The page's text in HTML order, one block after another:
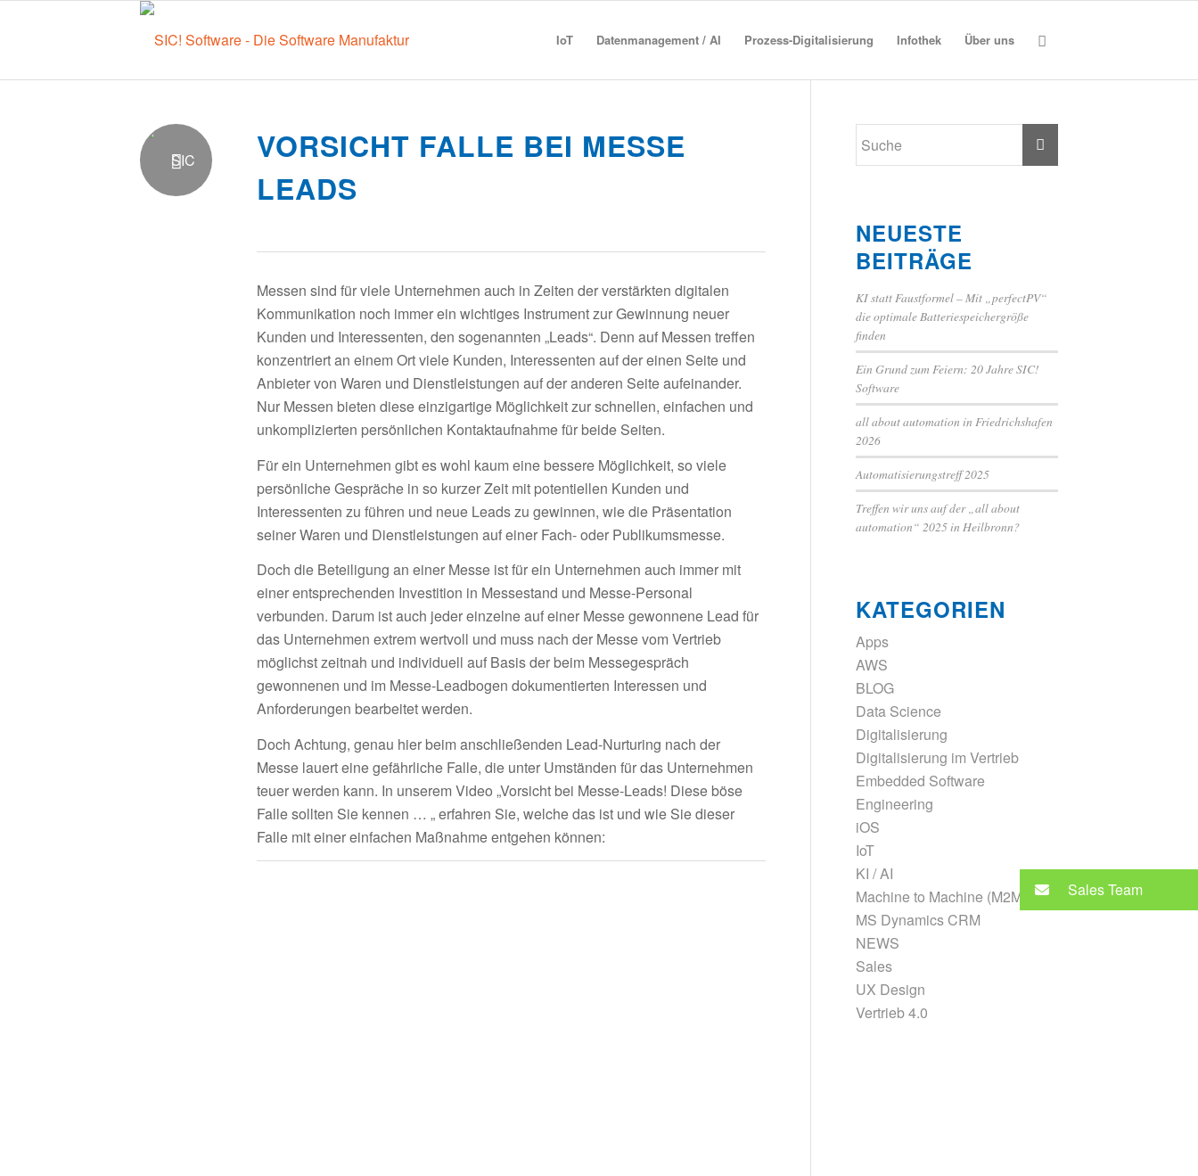
IoT Datenmanagement / AI Prozess-Digitalisierung Infothek Über uns
VORSICHT FALLE BEI MESSE
LEADS
Messen sind für viele Unternehmen auch in Zeiten der verstärkten digitalen
Kommunikation noch immer ein wichtiges Instrument zur Gewinnung neuer
Kunden und Interessenten, den sogenannten „Leads“. Denn auf Messen treffen
konzentriert an einem Ort viele Kunden, Interessenten auf der einen Seite und
Anbieter von Waren und Dienstleistungen auf der anderen Seite aufeinander.
Nur Messen bieten diese einzigartige Möglichkeit zur schnellen, einfachen und
unkomplizierten persönlichen Kontaktaufnahme für beide Seiten.
Für ein Unternehmen gibt es wohl kaum eine bessere Möglichkeit, so viele
persönliche Gespräche in so kurzer Zeit mit potentiellen Kunden und
Interessenten zu führen und neue Leads zu gewinnen, wie die Präsentation
seiner Waren und Dienstleistungen auf einer Fach- oder Publikumsmesse.
Doch die Beteiligung an einer Messe ist für ein Unternehmen auch immer mit
einer entsprechenden Investition in Messestand und Messe-Personal
verbunden. Darum ist auch jeder einzelne auf einer Messe gewonnene Lead für
das Unternehmen extrem wertvoll und muss nach der Messe vom Vertrieb
möglichst zeitnah und individuell auf Basis der beim Messegespräch
gewonnenen und im Messe-Leadbogen dokumentierten Interessen und
Anforderungen bearbeitet werden.
Doch Achtung, genau hier beim anschließenden Lead-Nurturing nach der
Messe lauert eine gefährliche Falle, die unter Umständen für das Unternehmen
teuer werden kann. In unserem Video „Vorsicht bei Messe-Leads! Diese böse
Falle sollten Sie kennen … „ erfahren Sie, welche das ist und wie Sie dieser
Falle mit einer einfachen Maßnahme entgehen können:
NEUESTE
BEITRÄGE
KI statt Faustformel – Mit „perfectPV“
die optimale Batteriespeichergröße
finden
Ein Grund zum Feiern: 20 Jahre SIC!
Software
all about automation in Friedrichshafen
2026
Automatisierungstreff 2025
Treffen wir uns auf der „all about
automation“ 2025 in Heilbronn?
KATEGORIEN
Apps
AWS
BLOG
Data Science
Digitalisierung
Digitalisierung im Vertrieb
Embedded Software
Engineering
iOS
IoT
KI / AI
Machine to Machine (M2M)
MS Dynamics CRM
NEWS
Sales
UX Design
Vertrieb 4.0
Sales Team